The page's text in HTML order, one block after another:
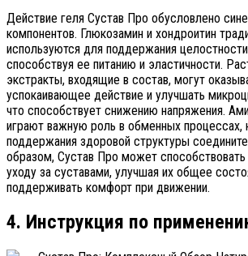
Действие геля Сустав Про обусловлено
компонентов. Глюкозамин и хондроитин
используются для поддержания
способствуя ее питанию и эластичности.
экстракты, входящие в состав, могут
успокаивающее действие и улучшать
что способствует снижению напряжения.
играют важную роль в обменных
поддержания здоровой структуры
образом, Сустав Про может
уходу за суставами, улучшая их общее
поддерживать комфорт при движении.
4. Инструкция по